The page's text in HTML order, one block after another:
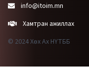
info@itoim.mn
Хамтран ажиллах
© 2024 Хөх Ах НҮТББ